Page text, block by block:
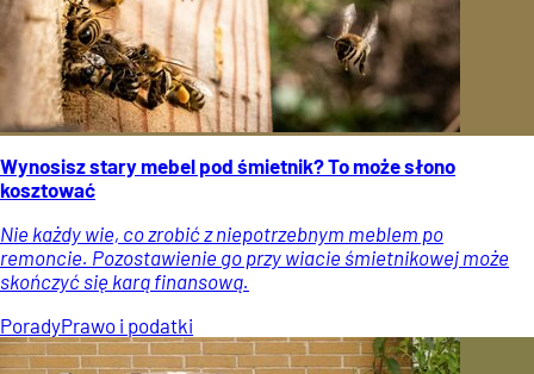
Wynosisz stary mebel pod śmietnik? To może słono
kosztować
Nie każdy wie, co zrobić z niepotrzebnym meblem po
remoncie. Pozostawienie go przy wiacie śmietnikowej może
skończyć się karą finansową.
PoradyPrawo i podatki